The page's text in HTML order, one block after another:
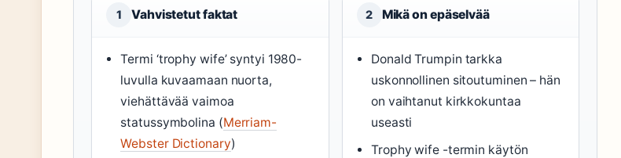
1 Vahvistetut faktat
Termi ‘trophy wife’ syntyi 1980-
luvulla kuvaamaan nuorta,
viehättävää vaimoa
statussymbolina (Merriam-
Webster Dictionary)
2 Mikä on epäselvää
Donald Trumpin tarkka
uskonnollinen sitoutuminen – hän
on vaihtanut kirkkokuntaa
useasti
Trophy wife -termin käytön